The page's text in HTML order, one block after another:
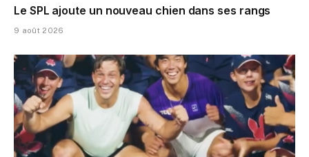
Le SPL ajoute un nouveau chien dans ses rangs
9 août 2026